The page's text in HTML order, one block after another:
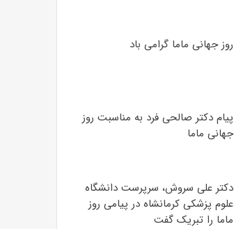
روز جهانی ماما گرامی باد
پیام دکتر صالحی فرد به مناسبت روز
جهانی ماما
دکتر علی سروش، سرپرست دانشگاه
علوم پزشکی کرمانشاه در پیامی روز
ماما را تبریک گفت